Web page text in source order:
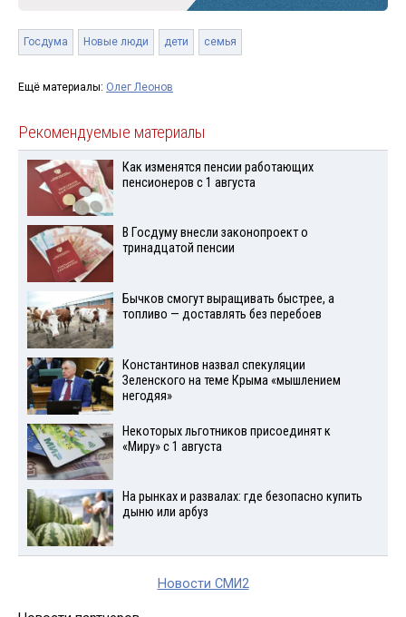
Госдума Новые люди дети семья
Ещё материалы: Олег Леонов
Рекомендуемые материалы
Как изменятся пенсии работающих
пенсионеров с 1 августа
В Госдуму внесли законопроект о
тринадцатой пенсии
Бычков смогут выращивать быстрее, а
топливо — доставлять без перебоев
Константинов назвал спекуляции
Зеленского на теме Крыма «мышлением
негодяя»
Некоторых льготников присоединят к
«Миру» с 1 августа
На рынках и развалах: где безопасно купить
дыню или арбуз
Новости СМИ2